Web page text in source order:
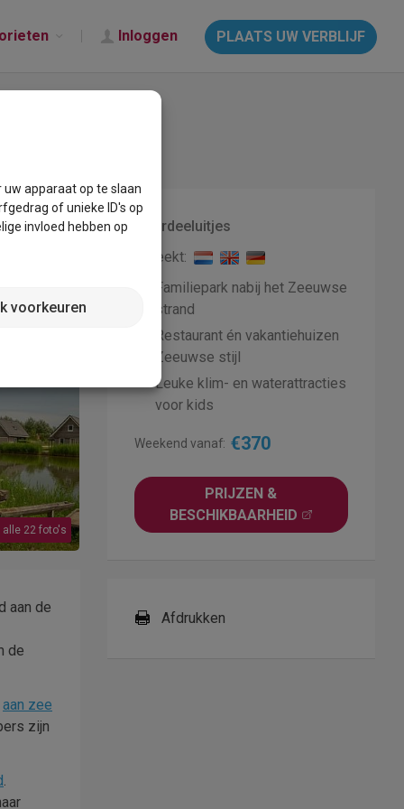
Inloggen PLAATS UW VERBLIJF
alle 22 foto's
aan de
de
aan zee
zijn
.
Voordeeluitjes
Spreekt:
Familiepark nabij het Zeeuwse
strand
Restaurant én vakantiehuizen
Zeeuwse stijl
✓ Leuke klim- en waterattracties
voor kids
Weekend vanaf: €370
PRIJZEN &
BESCHIKBAARHEID
Afdrukken
apparaat op te slaan
of unieke ID's op
invloed hebben op
voorkeuren